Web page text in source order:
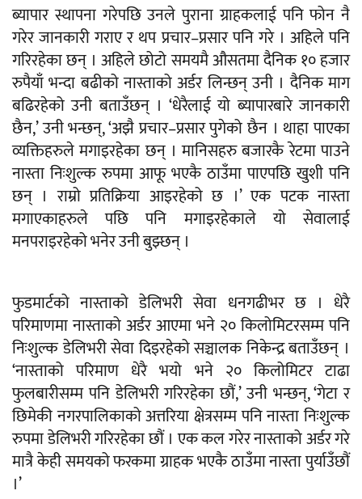
ब्यापार स्थापना गरेपछि उनले पुराना ग्राहकलाई पनि फोन नै
गरेर जानकारी गराए र थप प्रचार–प्रसार पनि गरे । अहिले पनि
गरिरहेका छन् । अहिले छोटो समयमै औसतमा दैनिक १० हजार
रुपैयाँ भन्दा बढीको नास्ताको अर्डर लिन्छन् उनी । दैनिक माग
बढिरहेको उनी बताउँछन् । ‘धेरैलाई यो ब्यापारबारे जानकारी
छैन,’ उनी भन्छन्, ‘अझै प्रचार–प्रसार पुगेको छैन । थाहा पाएका
व्यक्तिहरुले मगाइरहेका छन् । मानिसहरु बजारकै रेटमा पाउने
नास्ता निःशुल्क रुपमा आफू भएकै ठाउँमा पाएपछि खुशी पनि
छन् । राम्रो प्रतिक्रिया आइरहेको छ ।’ एक पटक नास्ता
मगाएकाहरुले पछि पनि मगाइरहेकाले यो सेवालाई
मनपराइरहेको भनेर उनी बुझ्छन् ।
फुडमार्टको नास्ताको डेलिभरी सेवा धनगढीभर छ । धेरै
परिमाणमा नास्ताको अर्डर आएमा भने २० किलोमिटरसम्म पनि
निःशुल्क डेलिभरी सेवा दिइरहेको सञ्चालक निकेन्द्र बताउँछन् ।
‘नास्ताको परिमाण धेरै भयो भने २० किलोमिटर टाढा
फुलबारीसम्म पनि डेलिभरी गरिरहेका छौं,’ उनी भन्छन्, ‘गेटा र
छिमेकी नगरपालिकाको अत्तरिया क्षेत्रसम्म पनि नास्ता निःशुल्क
रुपमा डेलिभरी गरिरहेका छौं । एक कल गरेर नास्ताको अर्डर गरे
मात्रै केही समयको फरकमा ग्राहक भएकै ठाउँमा नास्ता पुर्याउँछौं
।’